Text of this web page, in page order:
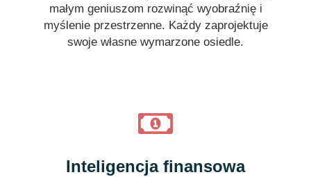
małym geniuszom rozwinąć wyobraźnię i
myślenie przestrzenne. Każdy zaprojektuje
swoje własne wymarzone osiedle.
Inteligencja finansowa